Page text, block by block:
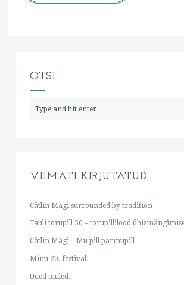
OTSI
VIIMATI KIRJUTATUD
Cätlin Mägi surrounded by tradition
Tauli torupill 50 – torupillilood
Cätlin Mägi – Mu pill parmupill
Minu 20. festival!
Uued tuuled!